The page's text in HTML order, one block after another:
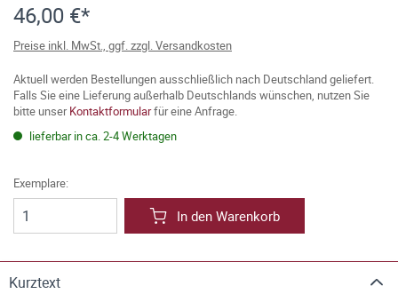
46,00 €*
Preise inkl. MwSt., ggf. zzgl. Versandkosten
Aktuell werden Bestellungen ausschließlich nach Deutschland geliefert.
Falls Sie eine Lieferung außerhalb Deutschlands wünschen, nutzen Sie
bitte unserKontaktformularfür eine Anfrage.
lieferbar in ca. 2-4 Werktagen
Exemplare:
In den Warenkorb
Kurztext